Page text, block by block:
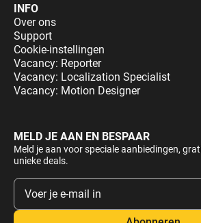
INFO
Over ons
Support
Cookie-instellingen
Vacancy: Reporter
Vacancy: Localization Specialist
Vacancy: Motion Designer
MELD JE AAN EN BESPAAR
Meld je aan voor speciale aanbiedingen,
unieke deals.